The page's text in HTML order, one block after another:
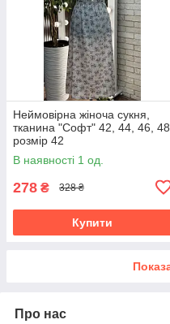
Неймовірна жіноча сукня,
тканина "Софт" 42, 44, 46, 48
розмір 42
В наявності 1 од.
278 ₴ 328 ₴
Купити
Про нас